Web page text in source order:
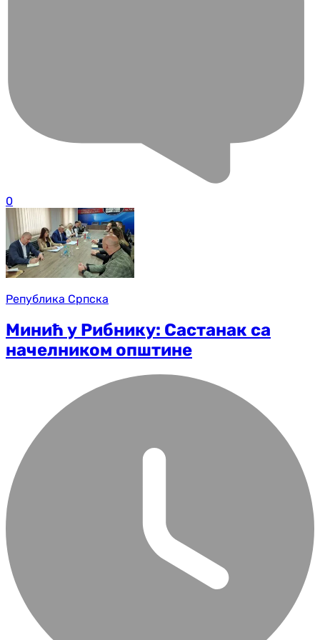
0
Република Српска
Минић у Рибнику: Састанак са
начелником општине